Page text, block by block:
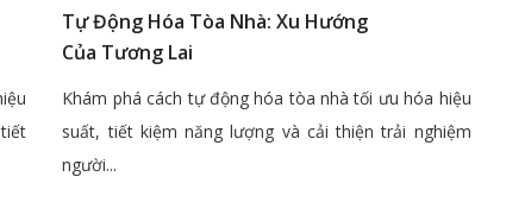
Tự Động Hóa Tòa Nhà: Xu Hướng
Của Tương Lai
Khám phá cách tự động hóa tòa nhà tối ưu hóa hiệu
suất, tiết kiệm năng lượng và cải thiện trải nghiệm
người...